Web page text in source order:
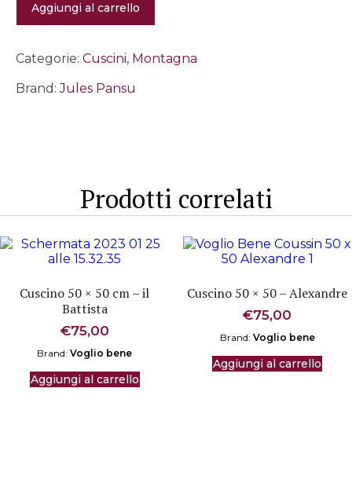
Bois
2
Aggiungi al carrello
Categorie: Cuscini, Montagna
Brand:Jules Pansu
Prodotti correlati
Cuscino 50 × 50 cm – il
Battista
€75,00
Brand:Voglio bene
Aggiungi al carrello
Cuscino 50 × 50 – Alexandre
€75,00
Brand: Voglio bene
Aggiungi al carrello